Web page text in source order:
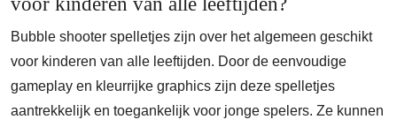
Bubble shooter spelletjes zijn over het algemeen geschikt
voor kinderen van alle leeftijden. Door de eenvoudige
gameplay en kleurrijke graphics zijn deze spelletjes
aantrekkelijk en toegankelijk voor jonge spelers. Ze kunnen